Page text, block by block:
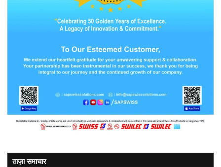
ताज़ा समाचार